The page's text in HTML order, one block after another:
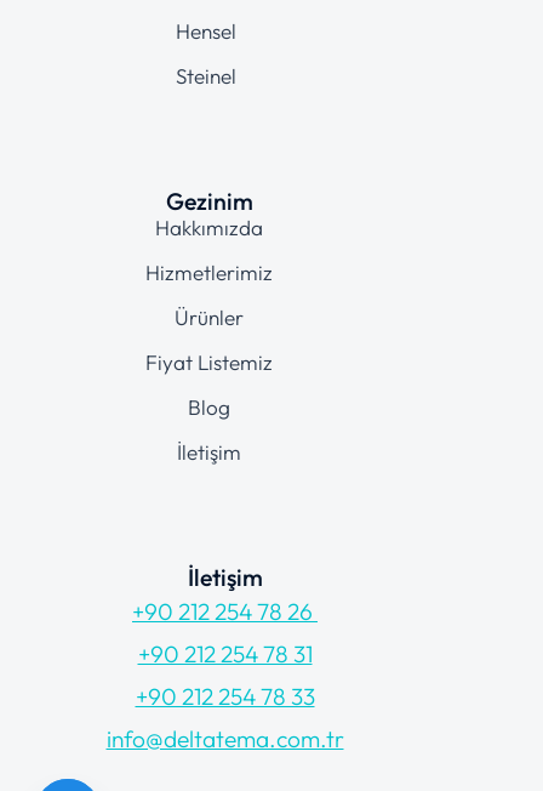
Hensel
Steinel
Gezinim
Hakkımızda
Hizmetlerimiz
Ürünler
Fiyat Listemiz
Blog
İletişim
İletişim
+90 212 254 78 26
+90 212 254 78 31
+90 212 254 78 33
info@deltatema.com.tr